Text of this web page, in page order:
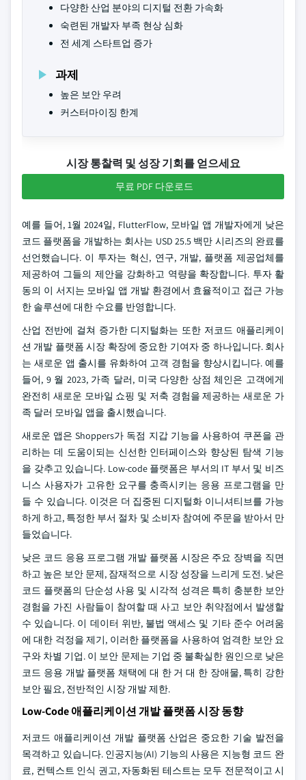
다양한 산업 분야의 디지털 전환 가속화
숙련된 개발자 부족 현상 심화
전 세계 스타트업 증가
과제
높은 보안 우려
커스터마이징 한계
시장 통찰력 및 성장 기회를 얻으세요
무료 PDF 다운로드
예를 들어, 1월 2024일, FlutterFlow, 모바일 앱 개발자에게 낮은
코드 플랫폼을 개발하는 회사는 USD 25.5 백만 시리즈의 완료를
선언했습니다. 이 투자는 혁신, 연구, 개발, 플랫폼 제공업체를
제공하여 그들의 제안을 강화하고 역량을 확장합니다. 투자 활
동의 이 서지는 모바일 앱 개발 환경에서 효율적이고 접근 가능
한 솔루션에 대한 수요를 반영합니다.
산업 전반에 걸쳐 증가한 디지털화는 또한 저코드 애플리케이
션 개발 플랫폼 시장 확장에 중요한 기여자 중 하나입니다. 회사
는 새로운 앱 출시를 유화하여 고객 경험을 향상시킵니다. 예를
들어, 9 월 2023, 가족 달러, 미국 다양한 상점 체인은 고객에게
완전히 새로운 모바일 쇼핑 및 저축 경험을 제공하는 새로운 가
족 달러 모바일 앱을 출시했습니다.
새로운 앱은 Shoppers가 독점 지갑 기능을 사용하여 쿠폰을 관
리하는 데 도움이되는 신선한 인터페이스와 향상된 탐색 기능
을 갖추고 있습니다. Low-code 플랫폼은 부서의 IT 부서 및 비즈
니스 사용자가 고유한 요구를 충족시키는 응용 프로그램을 만
들 수 있습니다. 이것은 더 집중된 디지털화 이니셔티브를 가능
하게 하고, 특정한 부서 절차 및 소비자 참여에 주문을 받아서 만
들었습니다.
낮은 코드 응용 프로그램 개발 플랫폼 시장은 주요 장벽을 직면
하고 높은 보안 문제, 잠재적으로 시장 성장을 느리게 도전. 낮은
코드 플랫폼의 단순성 사용 및 시각적 성격은 특히 충분한 보안
경험을 가진 사람들이 참여할 때 사고 보안 취약점에서 발생할
수 있습니다. 이 데이터 위반, 불법 액세스 및 기타 준수 어려움
에 대한 걱정을 제기, 이러한 플랫폼을 사용하여 엄격한 보안 요
구와 차별 기업. 이 보안 문제는 기업 중 불확실한 원인으로 낮은
코드 응용 개발 플랫폼 채택에 대 한 거 대 한 장애물, 특히 강한
보안 필요, 전반적인 시장 개발 제한.
Low-Code 애플리케이션 개발 플랫폼 시장 동향
저코드 애플리케이션 개발 플랫폼 산업은 중요한 기술 발전을
목격하고 있습니다. 인공지능(AI) 기능의 사용은 지능형 코드 완
료, 컨텍스트 인식 권고, 자동화된 테스트는 모두 전문적이고 시